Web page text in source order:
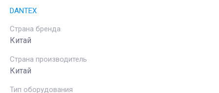
DANTEX
Страна бренда
Китай
Страна производитель
Китай
Тип оборудования